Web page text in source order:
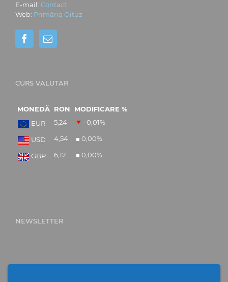
E-mail: Contact
Web: Primăria Oituz
CURS VALUTAR
MONEDĂ RON
MODIFICARE %
EUR
5,24 –0,01%
USD 4,54 0,00%
GBP 6,12 0,00%
NEWSLETTER